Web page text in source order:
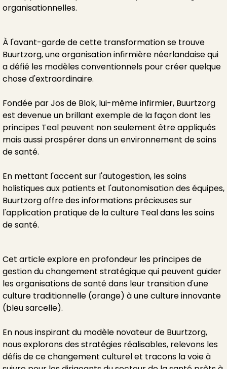
organisationnelles.
À l'avant-garde de cette transformation se trouve
Buurtzorg, une organisation infirmière néerlandaise qui
a défié les modèles conventionnels pour créer quelque
chose d'extraordinaire.
Fondée par Jos de Blok, lui-même infirmier, Buurtzorg
est devenue un brillant exemple de la façon dont les
principes Teal peuvent non seulement être appliqués
mais aussi prospérer dans un environnement de soins
de santé.
En mettant l'accent sur l'autogestion, les soins
holistiques aux patients et l'autonomisation des équipes,
Buurtzorg offre des informations précieuses sur
l'application pratique de la culture Teal dans les soins
de santé.
Cet article explore en profondeur les principes de
gestion du changement stratégique qui peuvent guider
les organisations de santé dans leur transition d'une
culture traditionnelle (orange) à une culture innovante
(bleu sarcelle).
En nous inspirant du modèle novateur de Buurtzorg,
nous explorons des stratégies réalisables, relevons les
défis de ce changement culturel et tracons la voie à